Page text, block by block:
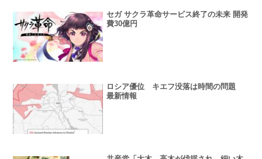
セガ サクラ革命サービス終了の未来 開発
費30億円
ロシア優位 キエフ没落は時間の問題
最新情報